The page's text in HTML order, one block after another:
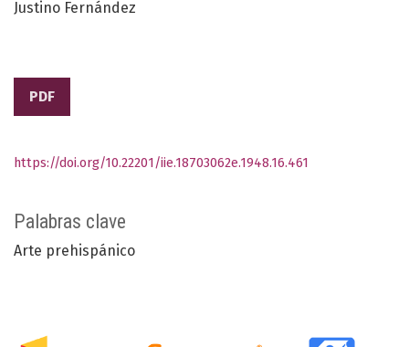
Justino Fernández
PDF
Palabras clave
Arte prehispánico
https://doi.org/10.22201/iie.18703062e.1948.16.461